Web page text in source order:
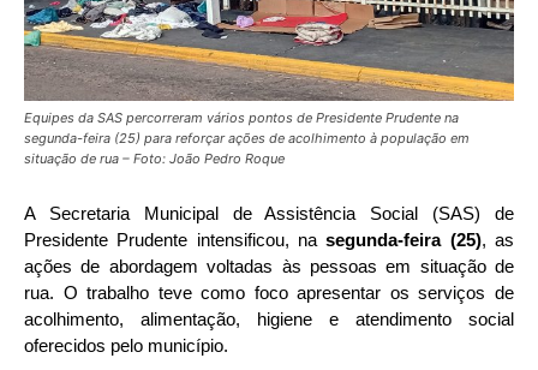
Equipes da SAS percorreram vários pontos de Presidente Prudente na
segunda-feira (25) para reforçar ações de acolhimento à população em
situação de rua – Foto: João Pedro Roque
A Secretaria Municipal de Assistência Social (SAS) de
Presidente Prudente intensificou, nasegunda-feira (25), as
ações de abordagem voltadas às pessoas em situação de
rua. O trabalho teve como foco apresentar os serviços de
acolhimento, alimentação, higiene e atendimento social
oferecidos pelo município.